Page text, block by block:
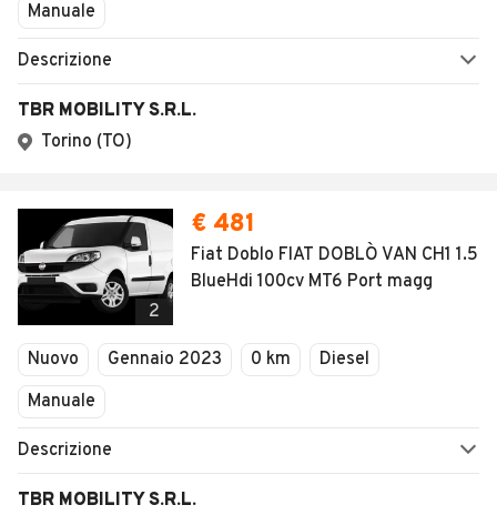
Manuale
Descrizione
TBR MOBILITY S.R.L.
Torino (TO)
2
€ 481
Fiat Doblo FIAT DOBLÒ VAN CH1 1.5
BlueHdi 100cv MT6 Port magg
Nuovo Gennaio 2023 0 km
Diesel
Manuale
Descrizione
TBR MOBILITY S.R.L.